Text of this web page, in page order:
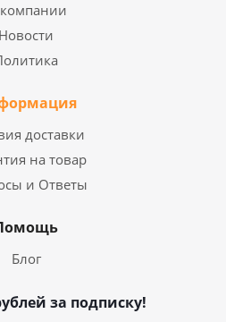
Новости
доставки
на товар
и Ответы
Блог
за подписку!